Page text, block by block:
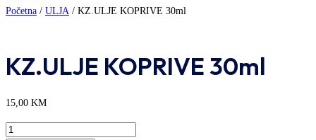
Početna / ULJA / KZ.ULJE KOPRIVE 30ml
KZ.ULJE KOPRIVE 30ml
15,00 KM
KZ.ULJE